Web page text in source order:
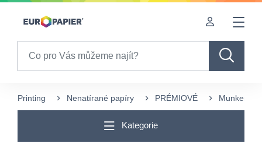
Table Of Content
Printing Nenatírané papíry PRÉMIOVÉ Munken
Kategorie